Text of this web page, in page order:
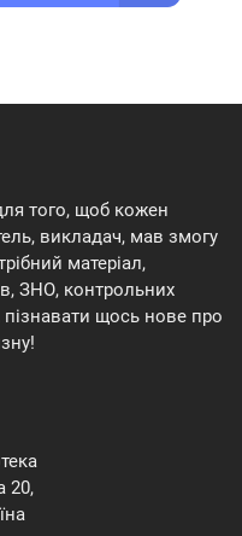
того, щоб кожен
викладач, мав змогу
матеріал,
ЗНО, контрольних
пізнавати щось нове про
20,